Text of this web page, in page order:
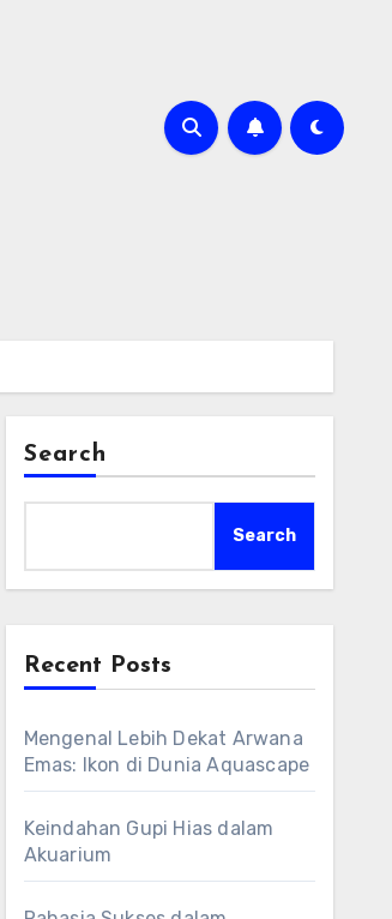
Search
Search
Recent Posts
Mengenal Lebih Dekat Arwana
Emas: Ikon di Dunia Aquascape
Keindahan Gupi Hias dalam
Akuarium